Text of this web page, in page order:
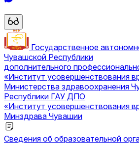
Государственное
Чувашской Республики
дополнительного
«Институт усовершенствования
Министерства здравоохранения
Республики ГАУ ДПО
«Институт усовершенствования
Минздрава Чувашии
Сведения об образовательной